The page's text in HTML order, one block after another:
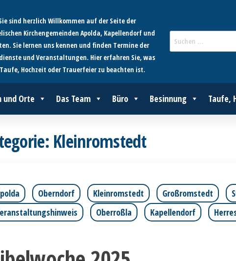
sind herzlich Willkommen auf der Seite der
Kirchengemeinden Apolda, Kapellendorf und
Sie lernen uns kennen und finden Termine der
und Veranstaltungen. Hier erfahren Sie, was
Hochzeit oder Trauerfeier zu beachten ist.
und Orte Das Team Büro Besinnung Taufe,
Kleinromstedt
Oberndorf Kleinromstedt Großromstedt
Oberroßla Kapellendorf